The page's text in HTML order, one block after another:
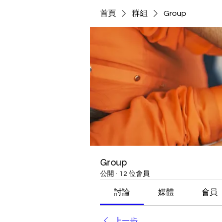
首頁 群組 Group
Group
公開 · 12 位會員
討論 媒體 會員